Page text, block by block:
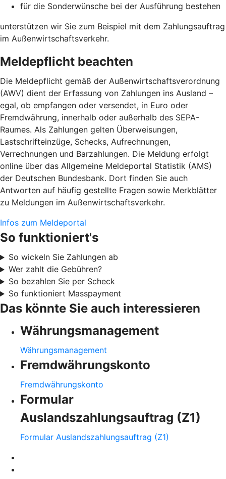
für die Sonderwünsche bei der Ausführung bestehen
unterstützen wir Sie zum Beispiel mit dem Zahlungsauftrag
im Außenwirtschaftsverkehr.
Meldepflicht beachten
Die Meldepflicht gemäß der Außenwirtschaftsverordnung
(AWV) dient der Erfassung von Zahlungen ins Ausland –
egal, ob empfangen oder versendet, in Euro oder
Fremdwährung, innerhalb oder außerhalb des SEPA-
Raumes. Als Zahlungen gelten Überweisungen,
Lastschrifteinzüge, Schecks, Aufrechnungen,
Verrechnungen und Barzahlungen. Die Meldung erfolgt
online über das Allgemeine Meldeportal Statistik (AMS)
der Deutschen Bundesbank. Dort finden Sie auch
Antworten auf häufig gestellte Fragen sowie Merkblätter
zu Meldungen im Außenwirtschaftsverkehr.
Infos zum Meldeportal
So funktioniert's
So wickeln Sie Zahlungen ab
Wer zahlt die Gebühren?
So bezahlen Sie per Scheck
So funktioniert Masspayment
Das könnte Sie auch interessieren
Währungsmanagement
Währungsmanagement
Fremdwährungskonto
Fremdwährungskonto
Formular
Auslandszahlungsauftrag (Z1)
Formular Auslandszahlungsauftrag (Z1)